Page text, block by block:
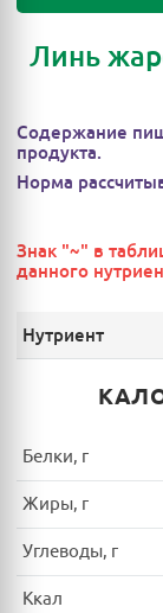
Линь
Содержание
продукта.
Норма
Знак "~" в
данного
Нутриент
Белки, г
Жиры, г
Углеводы, г
Ккал